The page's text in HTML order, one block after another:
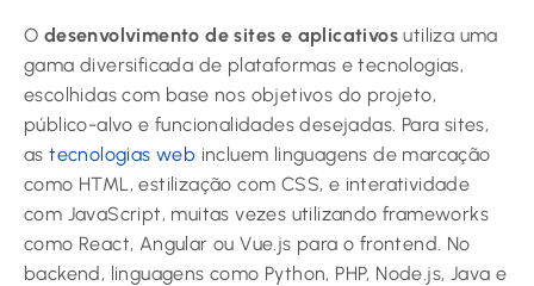
O desenvolvimento de sites e aplicativos utiliza uma
gama diversificada de plataformas e tecnologias,
escolhidas com base nos objetivos do projeto,
público-alvo e funcionalidades desejadas. Para sites,
astecnologias web incluem linguagens de marcação
como HTML, estilização com CSS, e interatividade
com JavaScript, muitas vezes utilizando frameworks
como React, Angular ou Vue.js para o frontend. No
backend, linguagens como Python, PHP, Node.js, Java e